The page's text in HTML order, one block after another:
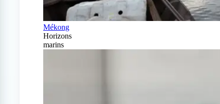
Mékong
Horizons
marins